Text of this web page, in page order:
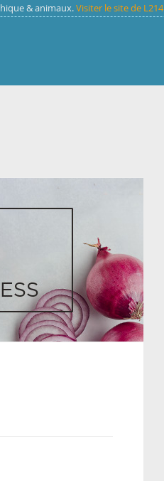
& animaux.Visiter le site de L214